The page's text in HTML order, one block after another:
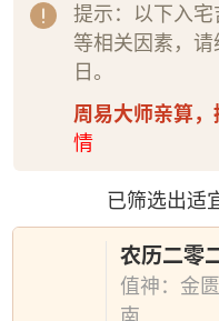
提示：以下入
等相关因素，
日。
周易大师亲算，
情
已筛选出适
农历二零
值神：金匮
南